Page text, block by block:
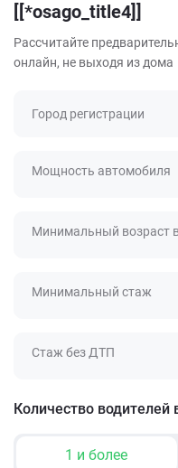
[[*osago_title4]]
Рассчитайте
онлайн, не выходя из дома
Город регистрации
Мощность автомобиля
Минимальный возраст
Минимальный стаж
Стаж без ДТП
Количество водителей
1 и более